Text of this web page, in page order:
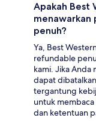
Apakah Best
menawarkan
penuh?
Ya, Best
refundable
kami. Jika Anda
dapat
tergantung
untuk
dan ketentuan